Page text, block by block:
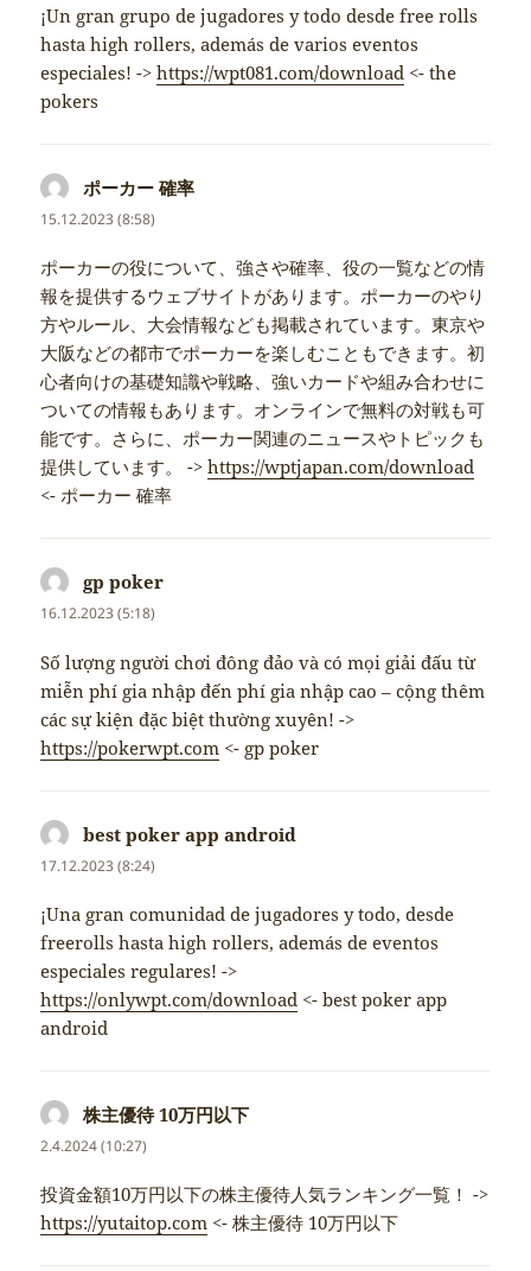
¡Un gran grupo de jugadores y todo desde free rolls
hasta high rollers, además de varios eventos
especiales! ->https://wpt081.com/download <- the
pokers
ポーカー 確率
15.12.2023 (8:58)
ポーカーの役について、強さや確率、役の一覧などの情
報を提供するウェブサイトがあります。ポーカーのやり
方やルール、大会情報なども掲載されています。東京や
大阪などの都市でポーカーを楽しむこともできます。初
心者向けの基礎知識や戦略、強いカードや組み合わせに
ついての情報もあります。オンラインで無料の対戦も可
能です。さらに、ポーカー関連のニュースやトピックも
提供しています。 ->https://wptjapan.com/download
<- ポーカー 確率
gp poker
16.12.2023 (5:18)
Số lượng người chơi đông đảo và có mọi giải đấu từ
miễn phí gia nhập đến phí gia nhập cao – cộng thêm
các sự kiện đặc biệt thường xuyên! ->
https://pokerwpt.com <- gp poker
best poker app android
17.12.2023 (8:24)
¡Una gran comunidad de jugadores y todo, desde
freerolls hasta high rollers, además de eventos
especiales regulares! ->
https://onlywpt.com/download <- best poker app
android
株主優待 10万円以下
2.4.2024 (10:27)
投資金額10万円以下の株主優待人気ランキング一覧！ ->
https://yutaitop.com <- 株主優待 10万円以下